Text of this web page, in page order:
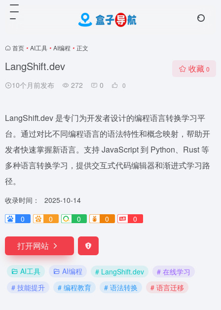
首页 • AI工具 • AI编程 • 正文
LangShift.dev
10个月前发布 272 0 0
收藏 0
LangShift.dev 是专门为开发者设计的编程语言转换学习平
台。通过对比不同编程语言的语法特性和概念映射，帮助开
发者快速掌握新语言。支持 JavaScript 到 Python、Rust 等
多种语言转换学习，提供交互式代码编辑器和渐进式学习路
径。
收录时间：
2025-10-14
0
0 0 0 0
打开网站
AI工具 AI编程 # LangShift.dev
# 在线学习
# 技能提升
# 编程教育 # 语法转换 # 语言迁移